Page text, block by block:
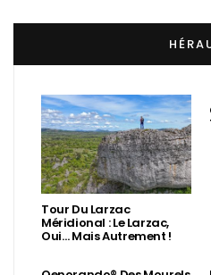
Tour Du Larzac
Méridional : Le Larzac,
Oui… Mais Autrement !